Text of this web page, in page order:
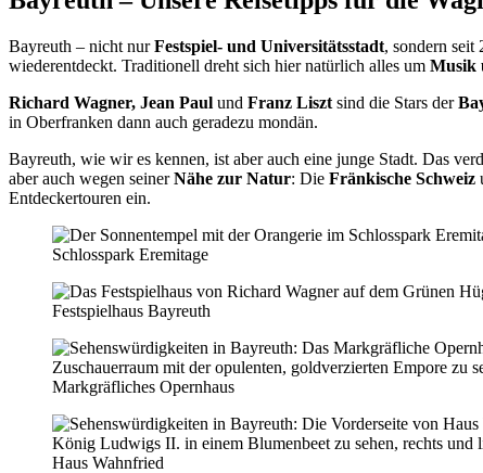
Bayreuth – nicht nurFestspiel- und Universitätsstadt, sondern seit
wiederentdeckt. Traditionell dreht sich hier natürlich alles um Musik
Richard Wagner, Jean Paul und Franz Liszt sind die Stars der
in Oberfranken dann auch geradezu mondän.
Bayreuth, wie wir es kennen, ist aber auch eine junge Stadt. Das
aber auch wegen seinerNähe zur Natur: Die Fränkische Schweiz
Entdeckertouren ein.
Schlosspark Eremitage
Festspielhaus Bayreuth
Markgräfliches Opernhaus
Haus Wahnfried